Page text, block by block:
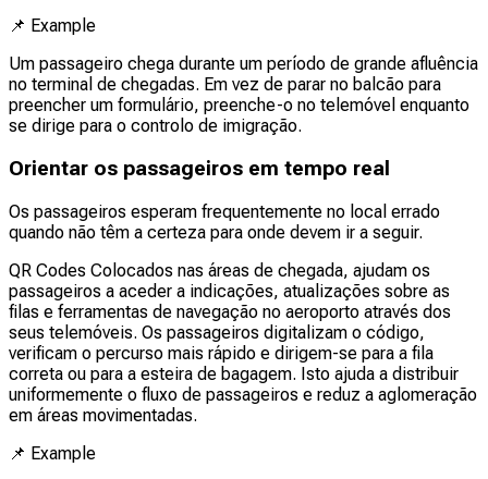
📌 Example
Um passageiro chega durante um período de grande afluência
no terminal de chegadas. Em vez de parar no balcão para
preencher um formulário, preenche-o no telemóvel enquanto
se dirige para o controlo de imigração.
Orientar os passageiros em tempo real
Os passageiros esperam frequentemente no local errado
quando não têm a certeza para onde devem ir a seguir.
QR Codes Colocados nas áreas de chegada, ajudam os
passageiros a aceder a indicações, atualizações sobre as
filas e ferramentas de navegação no aeroporto através dos
seus telemóveis. Os passageiros digitalizam o código,
verificam o percurso mais rápido e dirigem-se para a fila
correta ou para a esteira de bagagem. Isto ajuda a distribuir
uniformemente o fluxo de passageiros e reduz a aglomeração
em áreas movimentadas.
📌 Example